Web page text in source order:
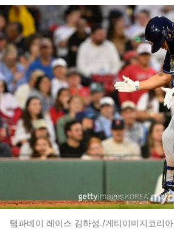
탬파베이 레이스 김하성./게티이미지코리아